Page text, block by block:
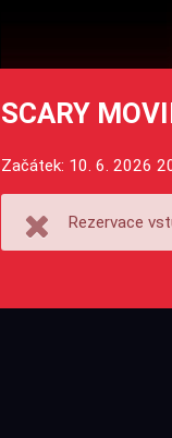
SCARY
Začátek: 10. 6. 2026
Rezervace